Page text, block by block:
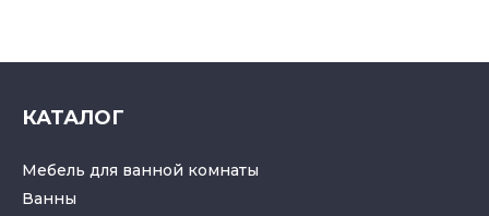
КАТАЛОГ
Мебель для ванной комнаты
Ванны